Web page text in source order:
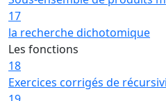
17
la recherche dichotomique
Les fonctions
18
Exercices corrigés de